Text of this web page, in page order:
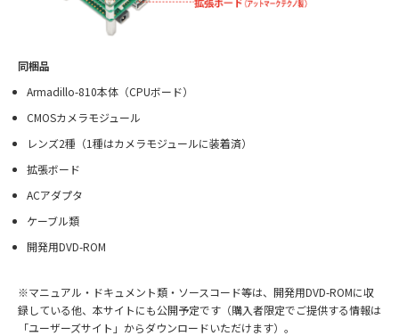
同梱品
Armadillo-810本体（CPUボード）
CMOSカメラモジュール
レンズ2種（1種はカメラモジュールに装着済）
拡張ボード
ACアダプタ
ケーブル類
開発用DVD-ROM
※マニュアル・ドキュメント類・ソースコード等は、開発用DVD-ROMに収
録している他、本サイトにも公開予定です（購入者限定でご提供する情報は
「ユーザーズサイト」からダウンロードいただけます）。